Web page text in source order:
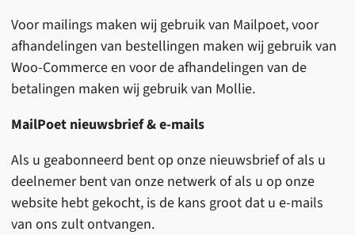
Voor mailings maken wij gebruik van Mailpoet, voor
afhandelingen van bestellingen maken wij gebruik van
Woo-Commerce en voor de afhandelingen van de
betalingen maken wij gebruik van Mollie.
MailPoet nieuwsbrief & e-mails
Als u geabonneerd bent op onze nieuwsbrief of als u
deelnemer bent van onze netwerk of als u op onze
website hebt gekocht, is de kans groot dat u e-mails
van ons zult ontvangen.